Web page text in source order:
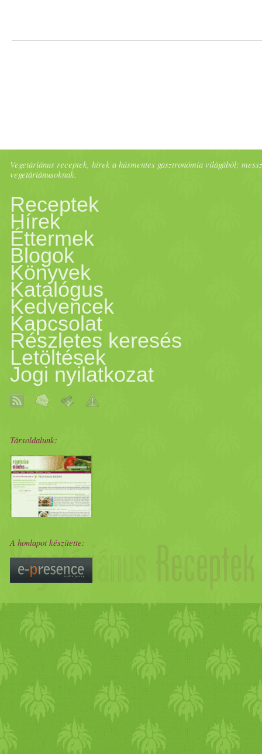
Vegetáriánus receptek, hírek a húsmentes gasztronómia világából;
vegetáriánusoknak.
Receptek
Hírek
Éttermek
Blogok
Könyvek
Katalógus
Kedvencek
Kapcsolat
Részletes keresés
Letöltések
Jogi nyilatkozat
Társoldalunk:
A honlapot készítette: